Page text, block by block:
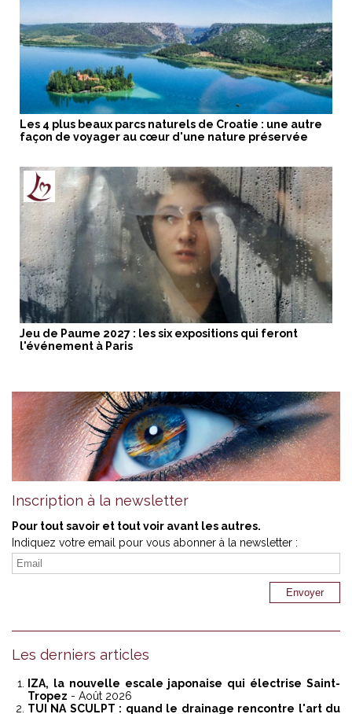
Les 4 plus beaux parcs naturels de Croatie : une autre
façon de voyager au cœur d'une nature préservée
Jeu de Paume 2027 : les six expositions qui feront
l'événement à Paris
Inscription à la newsletter
Pour tout savoir et tout voir avant les autres.
Indiquez votre email pour vous abonner à la newsletter :
Les derniers articles
IZA, la nouvelle escale japonaise qui électrise Saint-
Tropez - Août 2026
TUI NA SCULPT : quand le drainage rencontre l'art du